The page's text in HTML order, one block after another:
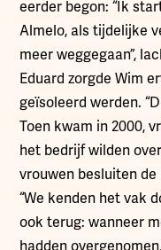
eerder begon: “Ik
Almelo, als tijdelijke
meer weggegaan”,
Eduard zorgde Wim
geïsoleerd werden.
Toen kwam in 2000,
het bedrijf wilden
vrouwen besluiten
“We kenden het vak
ook terug: wanneer
hadden